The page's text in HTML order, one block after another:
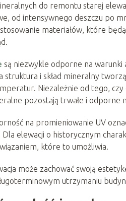
do remontu starej
od intensywnego deszczu po
materiałów, które
są niezwykle odporne na
struktura i skład mineralny
Niezależnie od tego,
pozostają trwałe i odporne
na promieniowanie UV
Dla elewacji o historycznym
które to umożliwia.
może zachować swoją
utrzymaniu